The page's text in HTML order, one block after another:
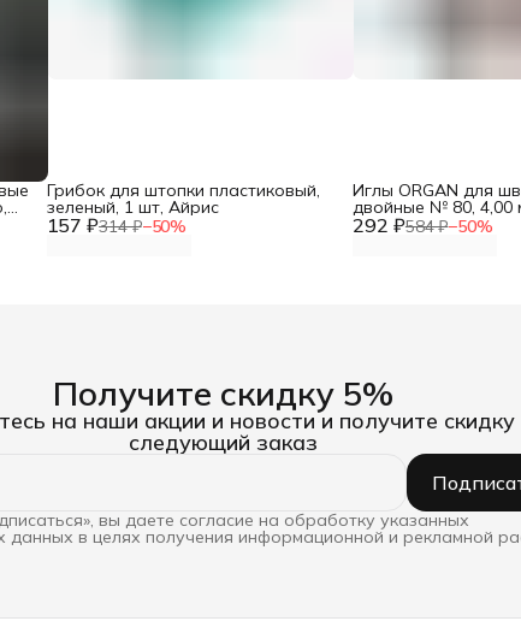
157 ₽314 ₽−50%
Грибок для штопки пластиковый,
зеленый, 1 шт, Айрис
292 ₽584 ₽−50%
Иглы ORGAN для
двойные № 80, 4,00
Получите скидку 5%
на наши акции и новости и получите скидку
следующий заказ
вы даете согласие на обработку указанных
данных в целях получения информационной и рекламной